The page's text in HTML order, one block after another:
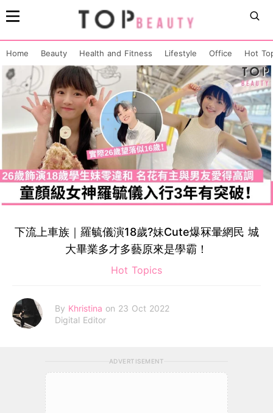
Home Beauty Health and Fitness Lifestyle Office Hot
下流上車族｜羅毓儀演18歲?妹Cute爆冧暈網民 城
大畢業多才多藝原來是學霸！
Hot Topics
By Khristina on 23 Oct 2022
Digital Editor
ADVERTISEMENT